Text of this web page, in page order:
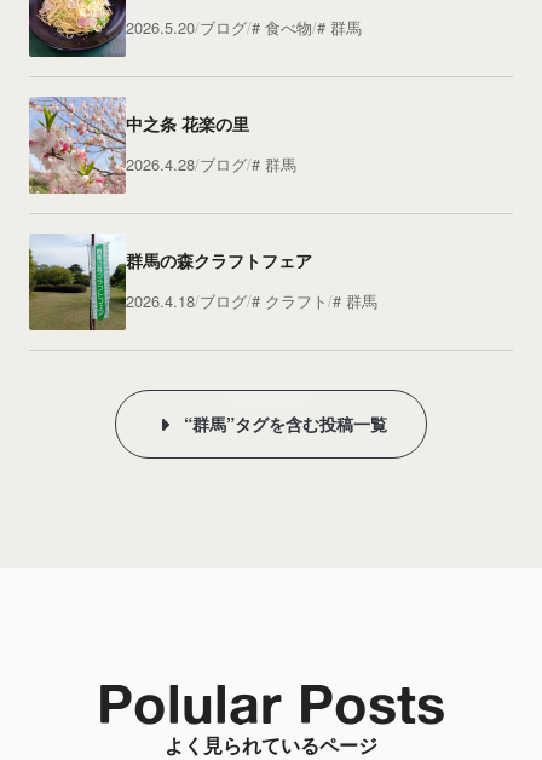
2026.5.20 ブログ 食べ物 群馬
中之条 花楽の里
2026.4.28 ブログ 群馬
群馬の森クラフトフェア
2026.4.18 ブログ クラフト 群馬
“群馬”タグを含む投稿一覧
よく見られているページ
Polular Posts